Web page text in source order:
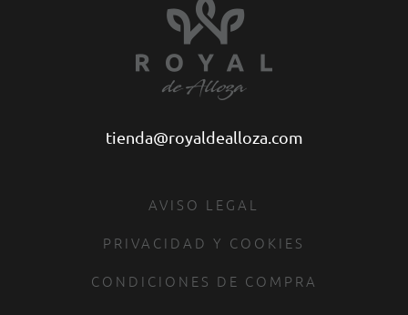
tienda@royaldealloza.com
AVISO LEGAL
PRIVACIDAD Y COOKIES
CONDICIONES DE COMPRA